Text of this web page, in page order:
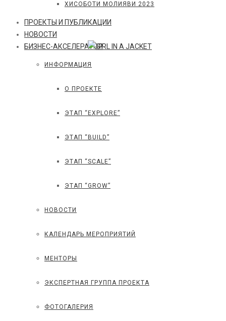
ХИСОБОТИ МОЛИЯВИ 2023
ПРОЕКТЫ И ПУБЛИКАЦИИ
НОВОСТИ
БИЗНЕС-АКСЕЛЕРАТОР
ИНФОРМАЦИЯ
О ПРОЕКТЕ
ЭТАП “EXPLORE”
ЭТАП “BUILD”
ЭТАП “SCALE”
ЭТАП “GROW”
НОВОСТИ
КАЛЕНДАРЬ МЕРОПРИЯТИЙ
МЕНТОРЫ
ЭКСПЕРТНАЯ ГРУППА ПРОЕКТА
ФОТОГАЛЕРИЯ